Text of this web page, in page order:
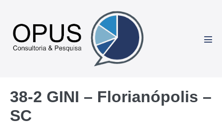
conteúdo
38-2 GINI – Florianópolis –
SC